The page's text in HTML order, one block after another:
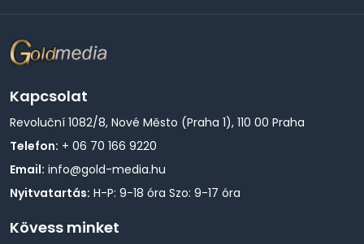
Kapcsolat
Revoluční 1082/8, Nové Město (Praha 1), 110 00 Praha
Telefon: + 06 70 166 9220
Email: info@gold-media.hu
Nyitvatartás: H-P: 9-18 óra Szo: 9-17 óra
Kövess minket